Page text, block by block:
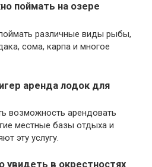
поймать на озере
различные виды рыбы,
сома, карпа и многое
аренда лодок для
возможность арендовать
местные базы отдыха и
эту услугу.
увидеть в окрестностях